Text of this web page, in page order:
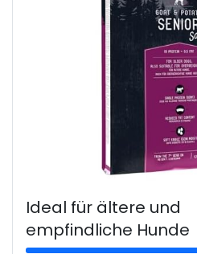
Ideal für ältere und
empfindliche Hunde